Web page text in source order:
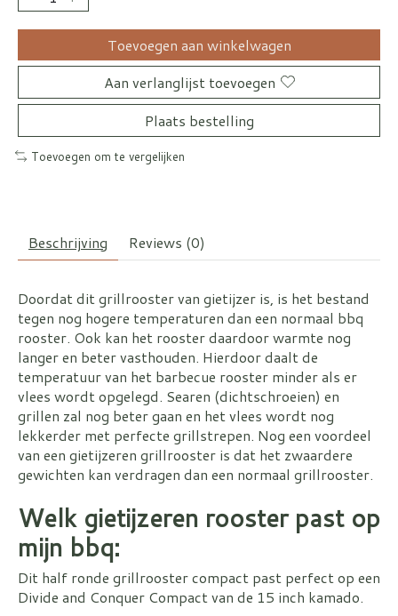
Toevoegen aan winkelwagen
Aan verlanglijst toevoegen
Plaats bestelling
Toevoegen om te vergelijken
Beschrijving Reviews (0)
Doordat dit grillrooster van gietijzer is, is het bestand
tegen nog hogere temperaturen dan een normaal bbq
rooster. Ook kan het rooster daardoor warmte nog
langer en beter vasthouden. Hierdoor daalt de
temperatuur van het barbecue rooster minder als er
vlees wordt opgelegd. Searen (dichtschroeien) en
grillen zal nog beter gaan en het vlees wordt nog
lekkerder met perfecte grillstrepen. Nog een voordeel
van een gietijzeren grillrooster is dat het zwaardere
gewichten kan verdragen dan een normaal grillrooster.
Welk gietijzeren rooster past op
mijn bbq:
Dit half ronde grillrooster compact past perfect op een
Divide and Conquer Compact van de 15 inch kamado.